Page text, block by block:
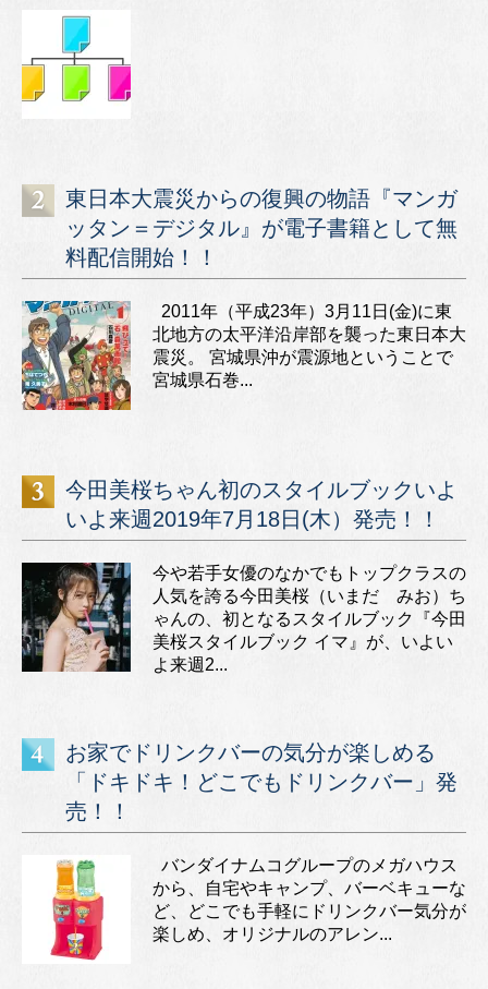
東日本大震災からの復興の物語『マンガ
ッタン＝デジタル』が電子書籍として無
料配信開始！！
2011年（平成23年）3月11日(金)に東
北地方の太平洋沿岸部を襲った東日本大
震災。 宮城県沖が震源地ということで
宮城県石巻...
今田美桜ちゃん初のスタイルブックいよ
いよ来週2019年7月18日(木）発売！！
今や若手女優のなかでもトップクラスの
人気を誇る今田美桜（いまだ みお）ち
ゃんの、初となるスタイルブック『今田
美桜スタイルブック イマ』が、いよい
よ来週2...
お家でドリンクバーの気分が楽しめる
「ドキドキ！どこでもドリンクバー」発
売！！
バンダイナムコグループのメガハウス
から、自宅やキャンプ、バーベキューな
ど、どこでも手軽にドリンクバー気分が
楽しめ、オリジナルのアレン...